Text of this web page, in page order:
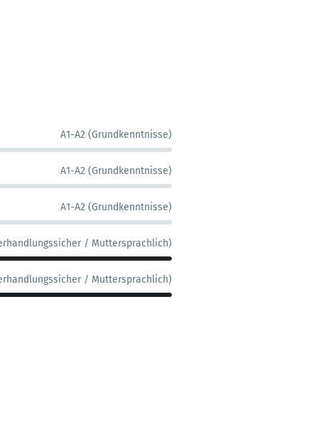
A1-A2 (Grundkenntnisse)
A1-A2 (Grundkenntnisse)
A1-A2 (Grundkenntnisse)
/ Muttersprachlich)
/ Muttersprachlich)